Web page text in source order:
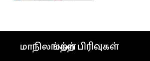
அமைச்சர்
மாநிலங்கள்மற்ற பிரிவுகள்